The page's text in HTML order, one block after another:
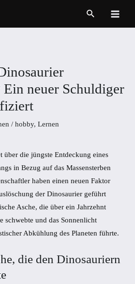
Suche
Ein neuer Schuldiger
/ hobby, Lernen
über die jüngste Entdeckung eines
in Bezug auf das Massensterben
haben einen neuen Faktor
der Dinosaurier geführt
Asche, die über ein Jahrzehnt
schwebte und das Sonnenlicht
Abkühlung des Planeten führte.
die den Dinosauriern